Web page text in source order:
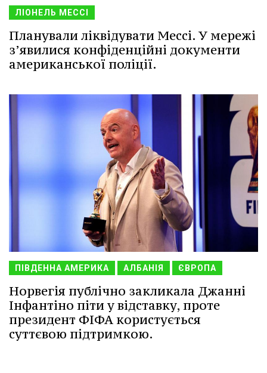
ЛІОНЕЛЬ МЕССІ
Планували ліквідувати Мессі. У мережі
з’явилися конфіденційні документи
американської поліції.
ПІВДЕННА АМЕРИКА АЛБАНІЯ ЄВРОПА
Норвегія публічно закликала Джанні
Інфантіно піти у відставку, проте
президент ФІФА користується
суттєвою підтримкою.